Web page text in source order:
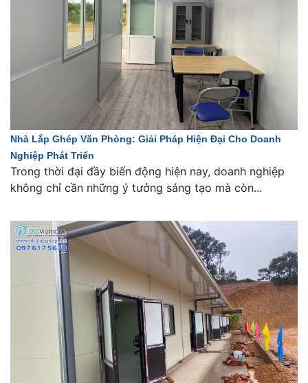
Nhà Lắp Ghép Văn Phòng: Giải Pháp Hiện Đại Cho Doanh
Nghiệp Phát Triển
Trong thời đại đầy biến động hiện nay, doanh nghiệp
không chỉ cần những ý tưởng sáng tạo mà còn...